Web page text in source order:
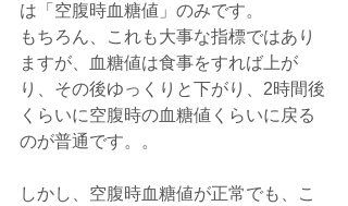
は「空腹時血糖値」のみです。
もちろん、これも大事な指標ではあり
ますが、血糖値は食事をすれば上が
り、その後ゆっくりと下がり、2時間後
くらいに空腹時の血糖値くらいに戻る
のが普通です。。
しかし、空腹時血糖値が正常でも、こ